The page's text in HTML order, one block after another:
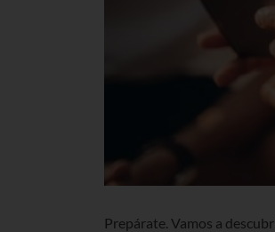
Prepárate. Vamos a